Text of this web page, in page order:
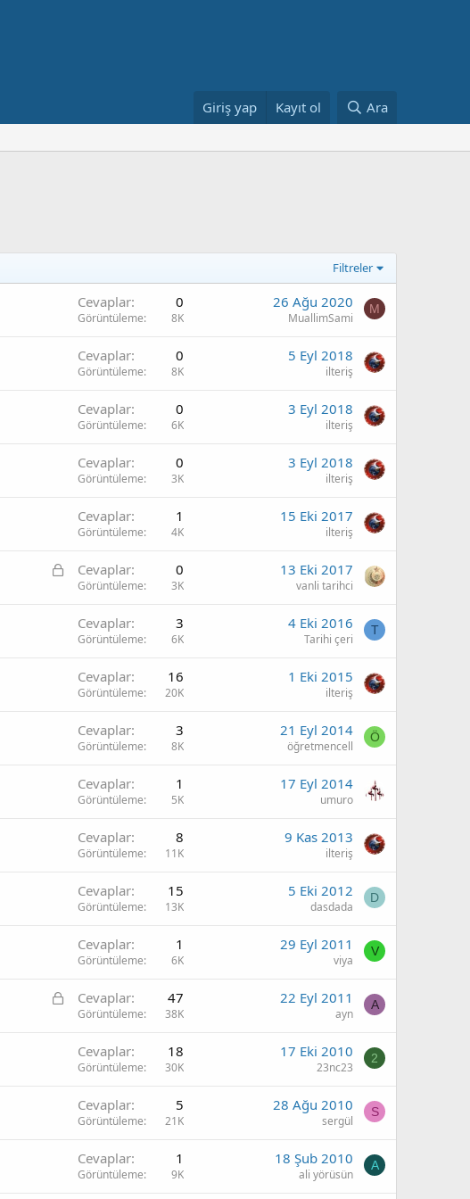
Giriş yap Kayıt ol Ara
Filtreler
Cevaplar 0
Görüntüleme 8K
26 Ağu 2020
MuallimSami
M
Cevaplar 0
Görüntüleme 8K
5 Eyl 2018
ilteriş
Cevaplar 0
Görüntüleme 6K
3 Eyl 2018
ilteriş
Cevaplar 0
Görüntüleme 3K
3 Eyl 2018
ilteriş
Cevaplar 1
Görüntüleme 4K
15 Eki 2017
ilteriş
K
Cevaplar 0
Görüntüleme 3K
13 Eki 2017
vanli tarihci
Cevaplar 3
Görüntüleme 6K
4 Eki 2016
Tarihi çeri
T
Cevaplar 16
Görüntüleme 20K
1 Eki 2015
ilteriş
Cevaplar 3
Görüntüleme 8K
21 Eyl 2014
öğretmencell
Ö
Cevaplar 1
Görüntüleme 5K
17 Eyl 2014
umuro
Cevaplar 8
Görüntüleme 11K
9 Kas 2013
ilteriş
Cevaplar 15
Görüntüleme 13K
5 Eki 2012
dasdada
D
Cevaplar 1
Görüntüleme 6K
29 Eyl 2011
viya
V
K
Cevaplar 47
Görüntüleme 38K
22 Eyl 2011
ayn
A
Cevaplar 18
Görüntüleme 30K
17 Eki 2010
23nc23
2
Cevaplar 5
Görüntüleme 21K
28 Ağu 2010
sergül
S
Cevaplar 1
Görüntüleme 9K
18 Şub 2010
ali yörüsün
A